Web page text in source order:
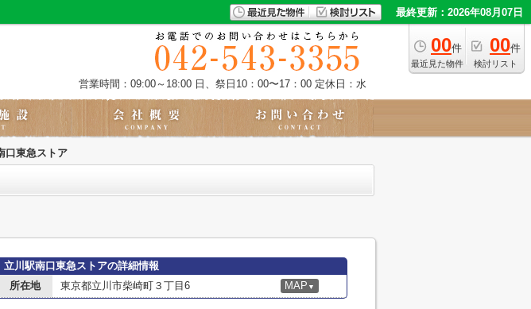
最終更新：2026年08月07日
00件
最近見た物件
00件
検討リスト
営業時間：09:00～18:00 日、祭日10：00〜17：00 定休日：水
口東急ストア
立川駅南口東急ストアの詳細情報
所在地
東京都立川市柴崎町３丁目6 MAP ▼